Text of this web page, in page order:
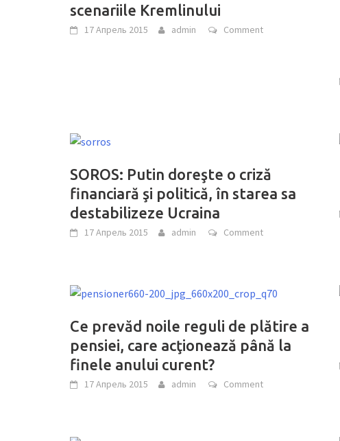
scenariile Kremlinului
17 Апрель 2015 admin Comment
SOROS: Putin doreşte o criză
financiară şi politică, în starea sa
destabilizeze Ucraina
17 Апрель 2015 admin Comment
Ce prevăd noile reguli de plătire a
pensiei, care acţionează până la
finele anului curent?
17 Апрель 2015 admin Comment